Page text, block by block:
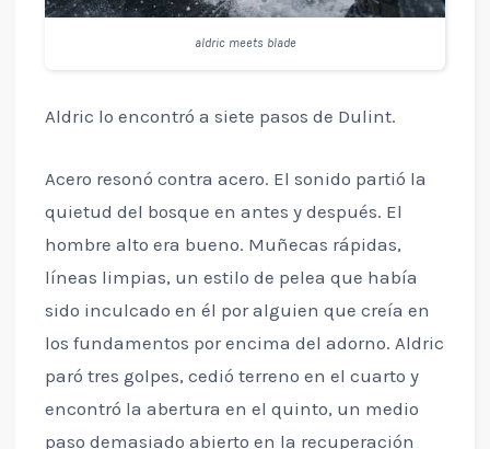
aldric meets blade
Aldric lo encontró a siete pasos de Dulint.
Acero resonó contra acero. El sonido partió la
quietud del bosque en antes y después. El
hombre alto era bueno. Muñecas rápidas,
líneas limpias, un estilo de pelea que había
sido inculcado en él por alguien que creía en
los fundamentos por encima del adorno. Aldric
paró tres golpes, cedió terreno en el cuarto y
encontró la abertura en el quinto, un medio
paso demasiado abierto en la recuperación